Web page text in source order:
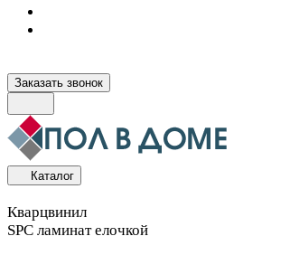
Заказать звонок
Каталог
Кварцвинил
SPC ламинат елочкой